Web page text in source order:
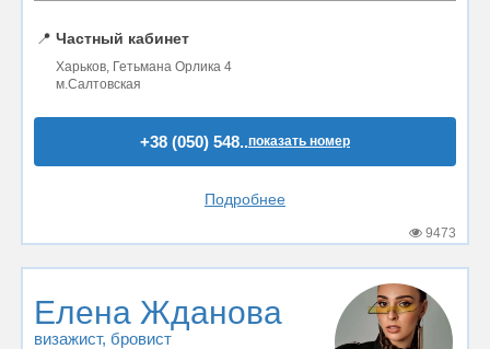
📍 Частный кабинет
Харьков, Гетьмана Орлика 4
м.Салтовская
+38 (050) 548..показать номер
Подробнее
9473
Елена Жданова
визажист, бровист